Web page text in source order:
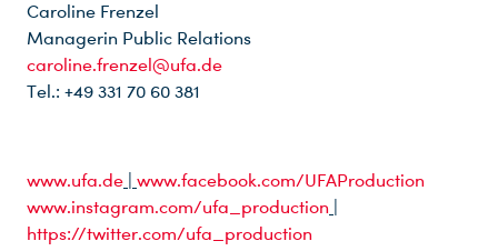
Caroline Frenzel
Managerin Public Relations
caroline.frenzel@ufa.de
Tel.: +49 331 70 60 381
www.ufa.de
www.facebook.com/UFAProduction
www.instagram.com/ufa_production
https://twitter.com/ufa_production